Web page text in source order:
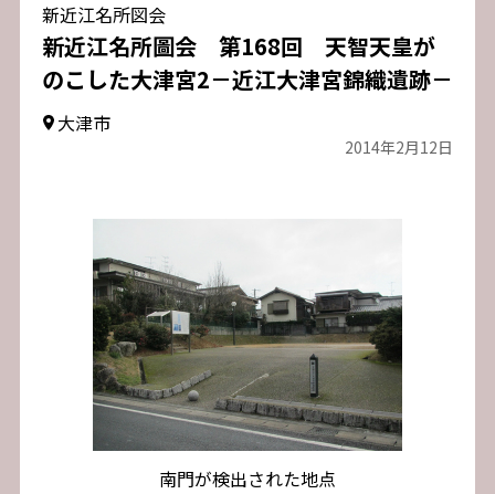
新近江名所図会
新近江名所圖会 第168回 天智天皇が
のこした大津宮2－近江大津宮錦織遺跡－
大津市
2014年2月12日
南門が検出された地点